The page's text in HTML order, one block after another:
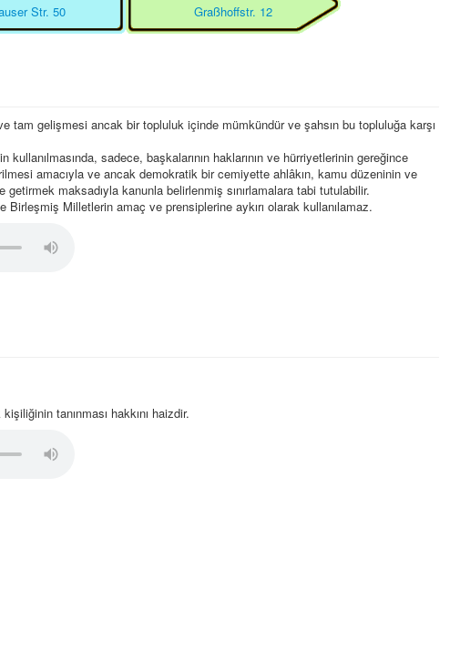
Str. 50
Graßhoffstr. 12
tam gelişmesi ancak bir topluluk içinde mümkündür ve şahsın bu topluluğa karşı
kullanılmasında, sadece, başkalarının haklarının ve hürriyetlerinin gereğince
amacıyla ve ancak demokratik bir cemiyette ahlâkın, kamu düzeninin ve
getirmek maksadıyla kanunla belirlenmiş sınırlamalara tabi tutulabilir.
Milletlerin amaç ve prensiplerine aykırı olarak kullanılamaz.
tanınması hakkını haizdir.